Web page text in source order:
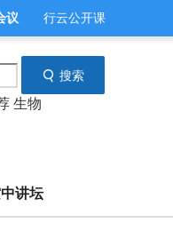
议 行云公开课
搜索
生物
讲坛